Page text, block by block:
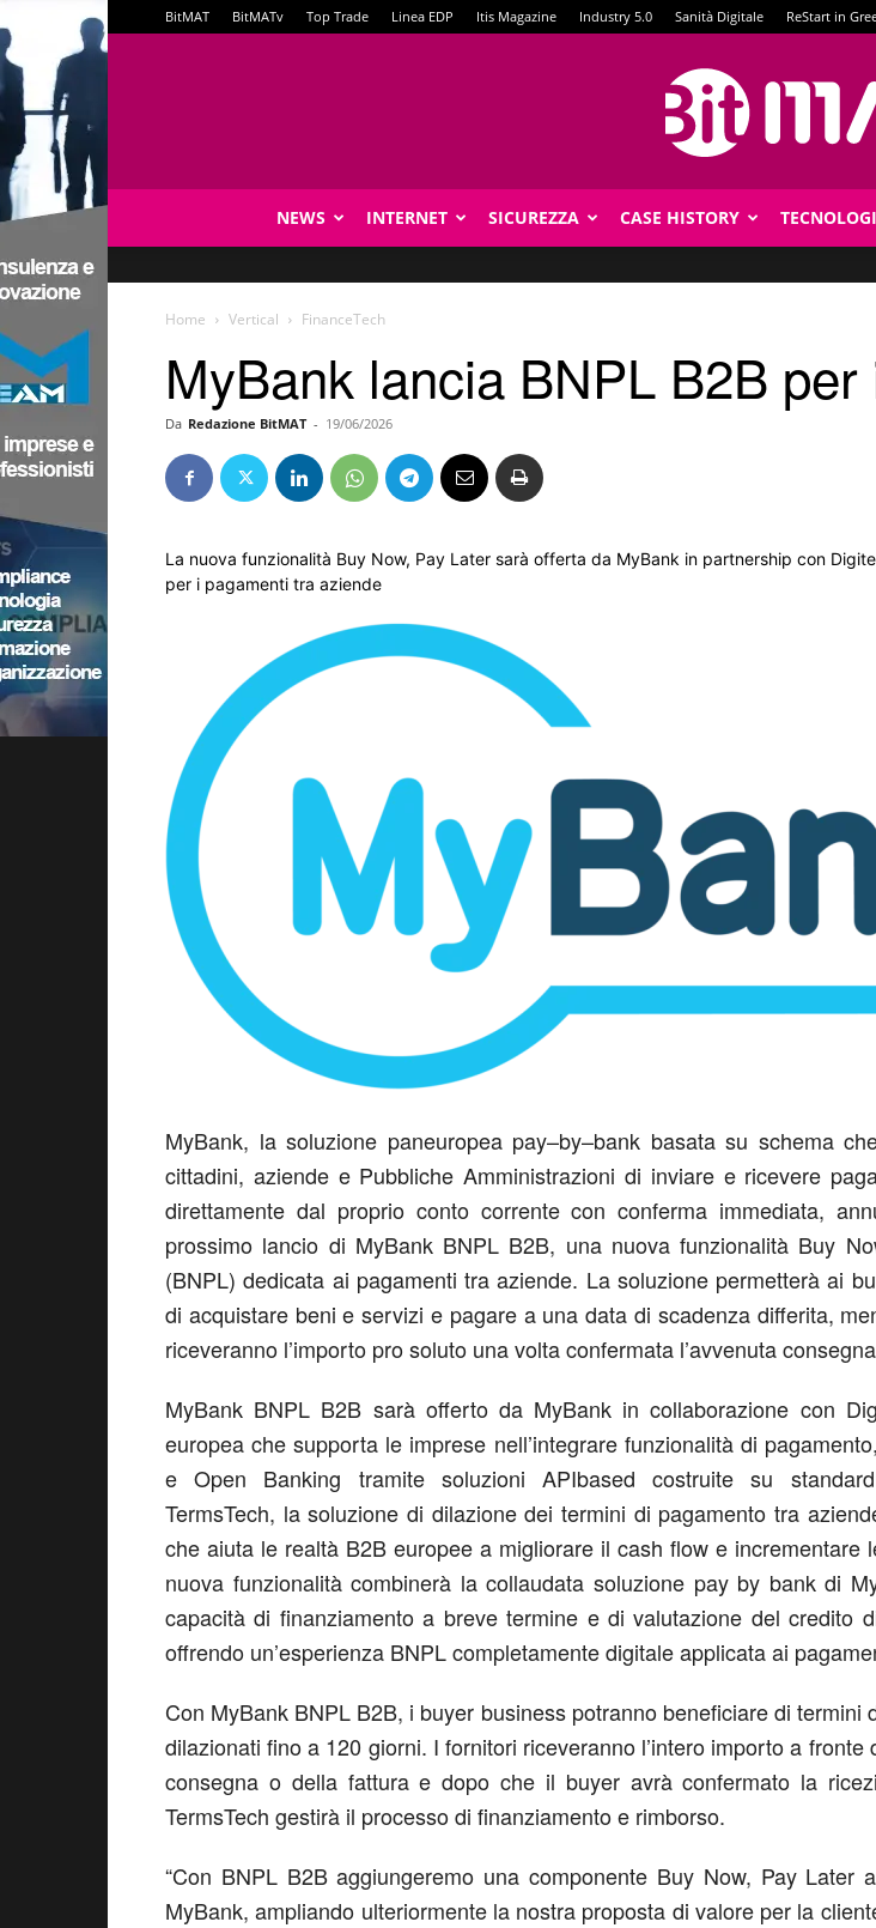
BitMAT BitMATv Top Trade Linea EDP Itis Magazine Industry 5.0 Sanità Digitale ReStart in
NEWS INTERNET SICUREZZA CASE HISTORY
Home Vertical FinanceTech
MyBank lancia BNPL B2B
Da Redazione BitMAT - 19/06/2026
La nuova funzionalità Buy Now, Pay Later sarà offerta da MyBank in partnership con
per i pagamenti tra aziende
MyBank, la soluzione paneuropea pay–by–bank basata su schema
cittadini, aziende e Pubbliche Amministrazioni di inviare e ricevere
direttamente dal proprio conto corrente con conferma immediata,
prossimo lancio di MyBankBNPL B2B, una nuova funzionalità Buy
(BNPL) dedicata ai pagamenti tra aziende. La soluzione permetterà ai
di acquistare beni e servizi e pagare a una data di scadenza differita,
riceveranno l’importo pro soluto una volta confermata l’avvenuta
MyBank BNPL B2B sarà offerto da MyBank in collaborazione con
europea che supporta le imprese nell’integrare funzionalità di
e Open Banking tramite soluzioni APIbased costruite su
TermsTech, la soluzione di dilazione dei termini di pagamento tra
che aiuta le realtà B2B europee a migliorare il cash flow e incrementare
nuova funzionalità combinerà la collaudata soluzione payby bank di
capacità di finanziamento a breve termine e di valutazione del credito
offrendo un’esperienza BNPL completamente digitale applicata ai
Con MyBank BNPL B2B, i buyer business potranno beneficiare di termini
dilazionati fino a 120 giorni. I fornitori riceveranno l’intero importo a fronte
consegna o della fattura e dopo che il buyer avrà confermato la
TermsTech gestirà il processo di finanziamento e rimborso.
“Con BNPL B2B aggiungeremo una componente Buy Now, Pay Later
MyBank, ampliando ulteriormente la nostra proposta di valore per la